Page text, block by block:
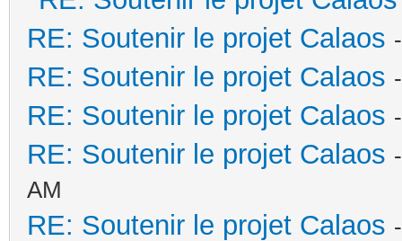
RE: Soutenir le projet Calaos
RE: Soutenir le projet Calaos
RE: Soutenir le projet Calaos
RE: Soutenir le projet Calaos
AM
RE: Soutenir le projet Calaos